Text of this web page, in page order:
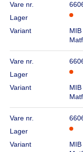
Vare nr.
Lager
Variant
Vare nr.
Lager
Variant
Vare nr.
Lager
Variant